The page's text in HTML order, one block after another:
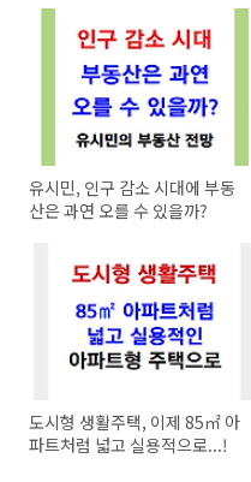
유시민, 인구 감소 시대에 부동
산은 과연 오를 수 있을까?
도시형 생활주택, 이제 85㎡ 아
파트처럼 넓고 실용적으로...!